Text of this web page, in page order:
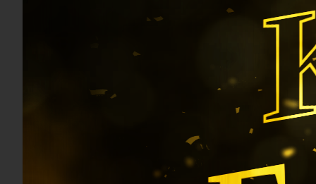
Это удобно, если нужно посмотреть
Рассмотрим работу
После того, как вы выбрали дату
свои труды, чтобы не набирать каждый